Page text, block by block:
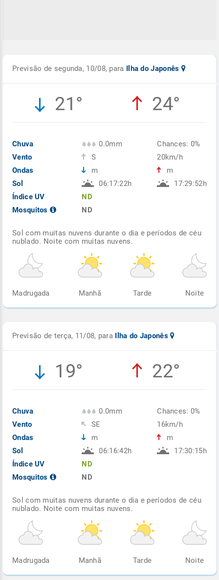
Previsão de segunda, 10/08, para Ilha do Japonês
21° 24°
Chuva
Vento
Ondas
Sol
Índice UV
Mosquitos
0.0mm
S
m
06:17:22h
ND
ND
Chances: 0%
20km/h
m
17:29:52h
Sol com muitas nuvens durante o dia e períodos de céu
nublado. Noite com muitas nuvens.
Madrugada Manhã Tarde Noite
Previsão de terça, 11/08, para Ilha do Japonês
19° 22°
Chuva
Vento
Ondas
Sol
Índice UV
Mosquitos
0.0mm
SE
m
06:16:42h
ND
ND
Chances: 0%
16km/h
m
17:30:15h
Sol com muitas nuvens durante o dia e períodos de céu
nublado. Noite com muitas nuvens.
Madrugada Manhã Tarde Noite